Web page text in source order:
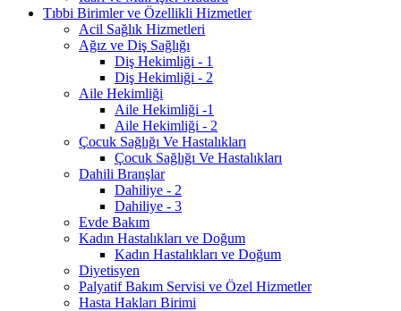
Tıbbi Birimler ve Özellikli Hizmetler
Acil Sağlık Hizmetleri
Ağız ve Diş Sağlığı
Diş Hekimliği - 1
Diş Hekimliği - 2
Aile Hekimliği
Aile Hekimliği -1
Aile Hekimliği - 2
Çocuk Sağlığı Ve Hastalıkları
Çocuk Sağlığı Ve Hastalıkları
Dahili Branşlar
Dahiliye - 2
Dahiliye - 3
Evde Bakım
Kadın Hastalıkları ve Doğum
Kadın Hastalıkları ve Doğum
Diyetisyen
Palyatif Bakım Servisi ve Özel Hizmetler
Hasta Hakları Birimi